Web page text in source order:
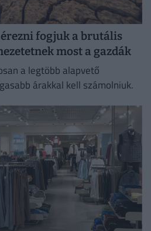
fogjuk a brutális
most a gazdák
a legtöbb alapvető
árakkal kell számolniuk.